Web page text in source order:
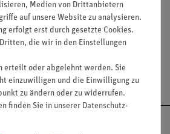
ab 300,- €
Medien von Drittanbietern
auf unsere Website zu analysieren.
erfolgt erst durch gesetzte Cookies.
die wir in den Einstellungen
erteilt oder abgelehnt werden. Sie
einzuwilligen und die Einwilligung zu
zu ändern oder zu widerrufen.
finden Sie in unserer Daten­schutz­